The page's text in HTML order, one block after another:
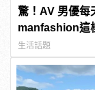
驚！AV 男優每
manfashion這
生活話題